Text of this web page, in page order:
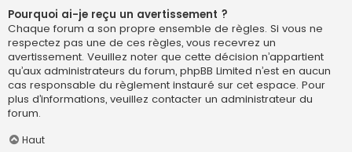
Pourquoi ai-je reçu un avertissement ?
Chaque forum a son propre ensemble de règles. Si vous ne
respectez pas une de ces règles, vous recevrez un
avertissement. Veuillez noter que cette décision n’appartient
qu’aux administrateurs du forum, phpBB Limited n’est en aucun
cas responsable du règlement instauré sur cet espace. Pour
plus d’informations, veuillez contacter un administrateur du
forum.
Haut